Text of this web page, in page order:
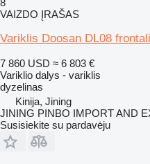
8
VAIZDO ĮRAŠAS
Variklis Doosan DL08
7 860 USD ≈ 6 803 €
Variklio dalys - variklis
dyzelinas
Kinija, Jining
JINING PINBO IMPORT AND
Susisiekite su pardavėju